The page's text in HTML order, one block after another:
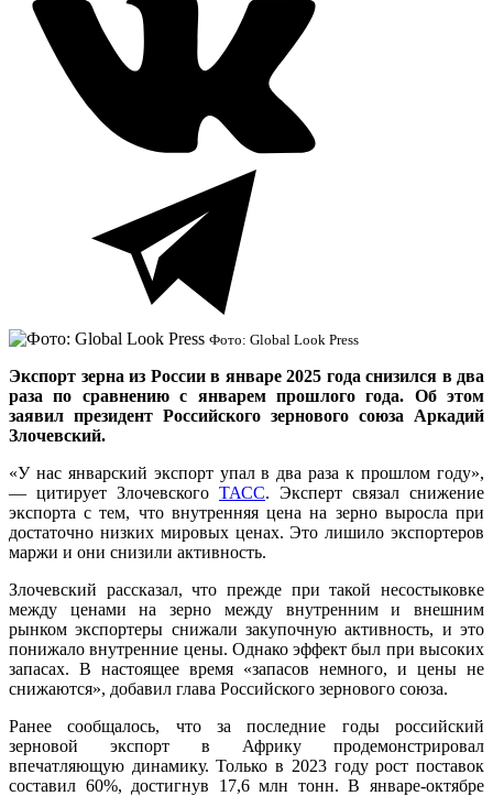
Фото: Global Look Press
Экспорт зерна из России в январе 2025 года снизился в два
раза по сравнению с январем прошлого года. Об этом
заявил президент Российского зернового союза Аркадий
Злочевский.
«У нас январский экспорт упал в два раза к прошлом году»,
— цитирует Злочевского ТАСС. Эксперт связал снижение
экспорта с тем, что внутренняя цена на зерно выросла при
достаточно низких мировых ценах. Это лишило экспортеров
маржи и они снизили активность.
Злочевский рассказал, что прежде при такой несостыковке
между ценами на зерно между внутренним и внешним
рынком экспортеры снижали закупочную активность, и это
понижало внутренние цены. Однако эффект был при высоких
запасах. В настоящее время «запасов немного, и цены не
снижаются», добавил глава Российского зернового союза.
Ранее сообщалось, что за последние годы российский
зерновой экспорт в Африку продемонстрировал
впечатляющую динамику. Только в 2023 году рост поставок
составил 60%, достигнув 17,6 млн тонн. В январе-октябре